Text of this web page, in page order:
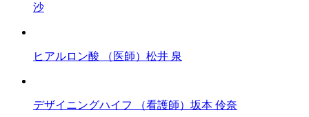
沙
ヒアルロン酸 （医師）松井 泉
デザイニングハイフ （看護師）坂本 伶奈